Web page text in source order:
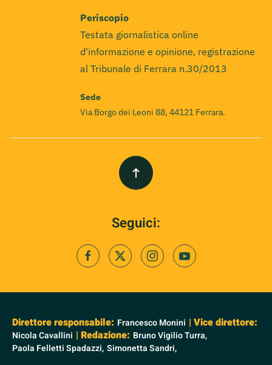
Periscopio
Testata giornalistica online
d'informazione e opinione, registrazione
al Tribunale di Ferrara n.30/2013
Sede
Via Borgo dei Leoni 88, 44121 Ferrara.
Seguici:
Direttore responsabile: Francesco Monini | Vice direttore:
Nicola Cavallini | Redazione: Bruno Vigilio Turra,
Paola Felletti Spadazzi, Simonetta Sandri,